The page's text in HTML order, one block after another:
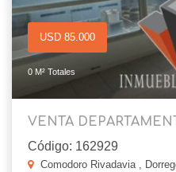
USD 85.000
0 M² Totales
VENTA
Código: 162929
Comodoro Rivadavia ,